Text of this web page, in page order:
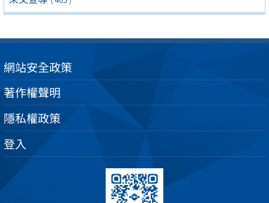
網站安全政策
著作權聲明
隱私權政策
登入